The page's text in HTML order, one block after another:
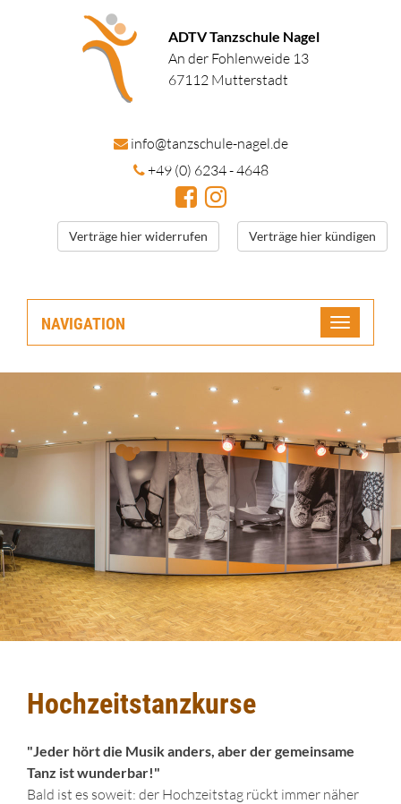
ADTV Tanzschule Nagel
An der Fohlenweide 13
67112 Mutterstadt
info@tanzschule-nagel.de
+49 (0) 6234 - 4648
Verträge hier widerrufen Verträge hier kündigen
NAVIGATION
Toggle
Hochzeitstanzkurse
"Jeder hört die Musik anders, aber der gemeinsame
Tanz ist wunderbar!"
Bald ist es soweit: der Hochzeitstag rückt immer näher